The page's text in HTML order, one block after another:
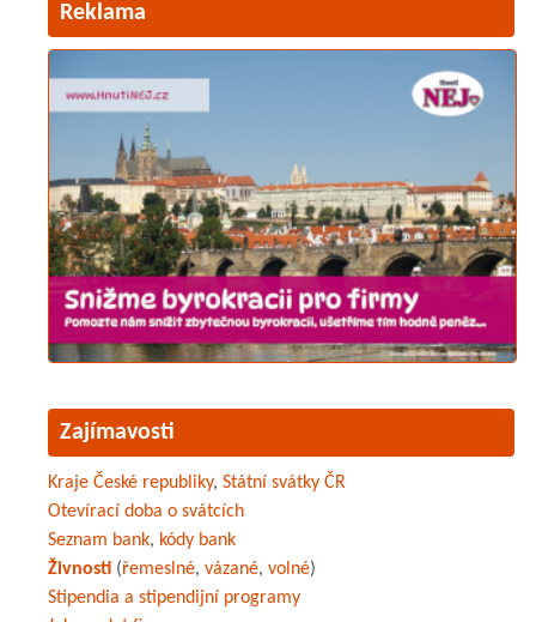
Reklama
Zajímavosti
Kraje České republiky, Státní svátky ČR
Otevírací doba o svátcích
Seznam bank, kódy bank
Živnosti (řemeslné, vázané, volné)
Stipendia a stipendijní programy